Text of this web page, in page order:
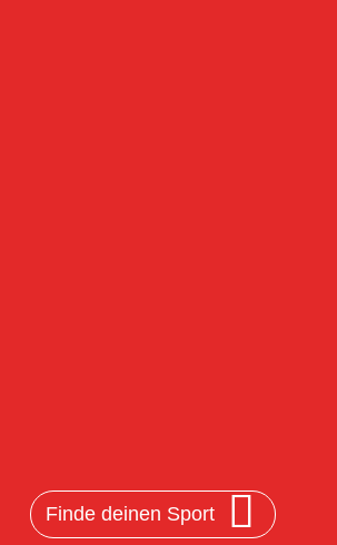
Finde deinen Sport